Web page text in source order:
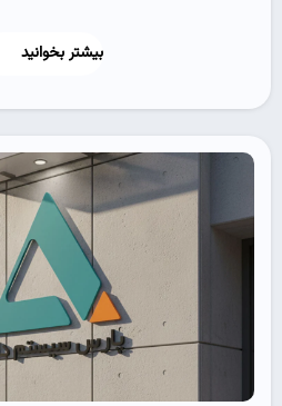
بیشتر بخوانید